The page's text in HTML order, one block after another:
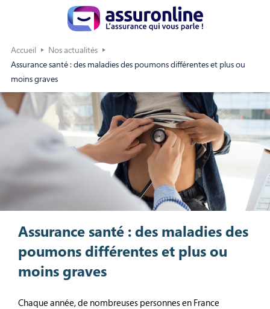
Accueil
Nos actualités
Assurance santé : des maladies des poumons différentes et plus ou
moins graves
Assurance santé : des maladies des
poumons différentes et plus ou
moins graves
Chaque année, de nombreuses personnes en France